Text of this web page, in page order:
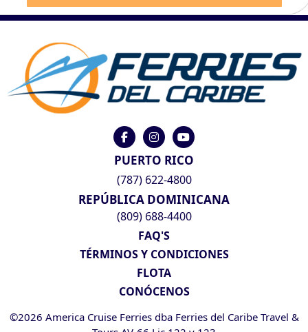
PUERTO RICO
(787) 622-4800
REPÚBLICA DOMINICANA
(809) 688-4400
FAQ'S
TÉRMINOS Y CONDICIONES
FLOTA
CONÓCENOS
©2026 America Cruise Ferries dba Ferries del Caribe Travel &